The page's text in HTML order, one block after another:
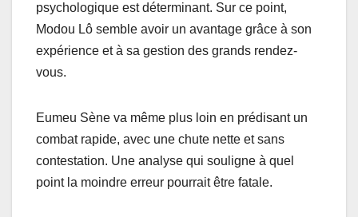
psychologique est déterminant. Sur ce point,
Modou Lô semble avoir un avantage grâce à son
expérience et à sa gestion des grands rendez-
vous.
Eumeu Sène va même plus loin en prédisant un
combat rapide, avec une chute nette et sans
contestation. Une analyse qui souligne à quel
point la moindre erreur pourrait être fatale.